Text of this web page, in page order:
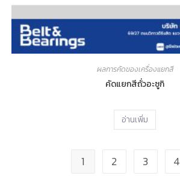
ผลการคัดของเครื่องแยกสี
คัดแยกสีถั่วอะซูกิ
อ่านเพิ่ม
1 2 3 4